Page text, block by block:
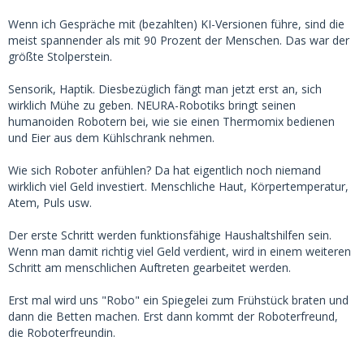
Wenn ich Gespräche mit (bezahlten) KI-Versionen führe, sind die
meist spannender als mit 90 Prozent der Menschen. Das war der
größte Stolperstein.
Sensorik, Haptik. Diesbezüglich fängt man jetzt erst an, sich
wirklich Mühe zu geben. NEURA-Robotiks bringt seinen
humanoiden Robotern bei, wie sie einen Thermomix bedienen
und Eier aus dem Kühlschrank nehmen.
Wie sich Roboter anfühlen? Da hat eigentlich noch niemand
wirklich viel Geld investiert. Menschliche Haut, Körpertemperatur,
Atem, Puls usw.
Der erste Schritt werden funktionsfähige Haushaltshilfen sein.
Wenn man damit richtig viel Geld verdient, wird in einem weiteren
Schritt am menschlichen Auftreten gearbeitet werden.
Erst mal wird uns "Robo" ein Spiegelei zum Frühstück braten und
dann die Betten machen. Erst dann kommt der Roboterfreund,
die Roboterfreundin.